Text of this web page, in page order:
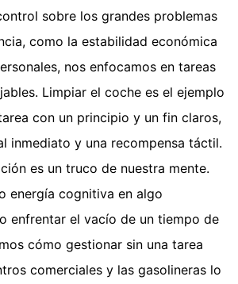
sobre los grandes problemas
como la estabilidad económica
nos enfocamos en tareas
Limpiar el coche es el ejemplo
con un principio y un fin claros,
inmediato y una recompensa táctil.
es un truco de nuestra mente.
energía cognitiva en algo
enfrentar el vacío de un tiempo de
cómo gestionar sin una tarea
comerciales y las gasolineras lo